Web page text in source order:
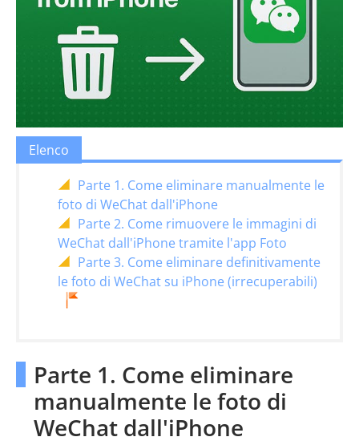
Elenco
Parte 1. Come eliminare manualmente le
foto di WeChat dall'iPhone
Parte 2. Come rimuovere le immagini di
WeChat dall'iPhone tramite l'app Foto
Parte 3. Come eliminare definitivamente
le foto di WeChat su iPhone (irrecuperabili)
Parte 1. Come eliminare
manualmente le foto di
WeChat dall'iPhone